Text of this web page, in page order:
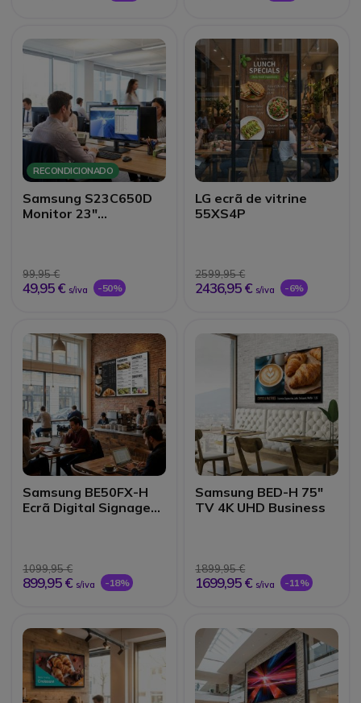
RECONDICIONADO
Samsung S23C650D
Monitor 23"
99,95 €
49,95 € s/iva -50%
LG ecrã de vitrine
55XS4P
2599,95 €
2436,95 € s/iva -6%
Samsung BE50FX-H
Ecrã Digital Signage
1099,95 €
899,95 € s/iva -18%
Samsung BED-H 75″
TV 4K UHD Business
1899,95 €
1699,95 € s/iva -11%